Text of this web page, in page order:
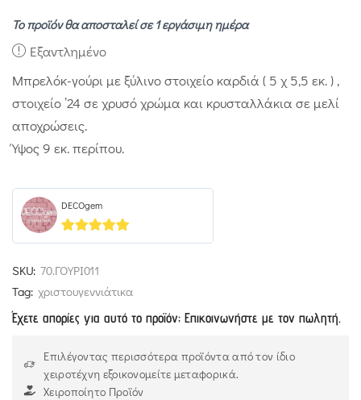
Το προϊόν θα αποσταλεί σε 1 εργάσιμη ημέρα
Εξαντλημένο
Μπρελόκ-γούρι με ξύλινο στοιχείο καρδιά ( 5 χ 5,5 εκ. ) ,
στοιχείο ’24 σε χρυσό χρώμα και κρυσταλλάκια σε μελί
αποχρώσεις.
Ύψος 9 εκ. περίπου.
DECOgem
5out of 5
SKU: 70.ΓΟΥΡΙ011
Tag: χριστουγεννιάτικα
Έχετε απορίες για αυτό το προϊόν; Επικοινωνήστε με τον πωλητή.
Επιλέγοντας περισσότερα προϊόντα από τον ίδιο
χειροτέχνη εξοικονομείτε μεταφορικά.
Χειροποίητο Προϊόν